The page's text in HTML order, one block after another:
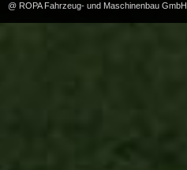
@ ROPA Fahrzeug- und Maschinenbau GmbH